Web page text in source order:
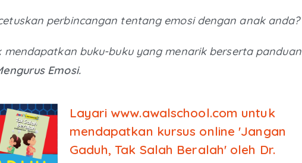
perbincangan tentang emosi dengan anak anda?
mendapatkan buku-buku yang menarik berserta panduan
Emosi.
Layari www.awalschool.com untuk
mendapatkan kursus online 'Jangan
Gaduh, Tak Salah Beralah' oleh Dr.